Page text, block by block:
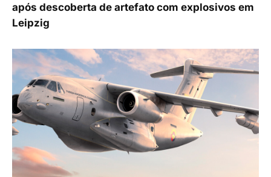
após descoberta de artefato com explosivos em
Leipzig